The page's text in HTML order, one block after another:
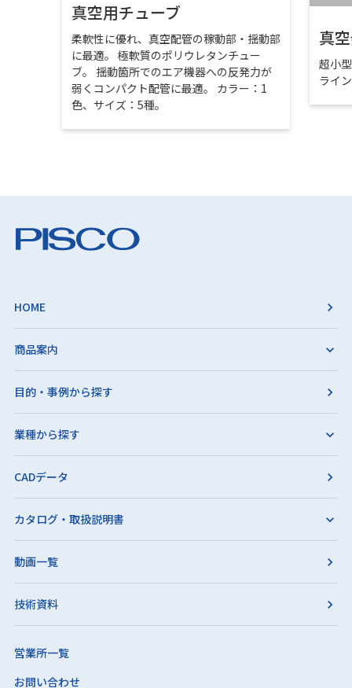
真空用チューブ
柔軟性に優れ、真空配管の稼動部・揺動部
に最適。 極軟質のポリウレタンチュー
ブ。 揺動箇所でのエア機器への反発力が
弱くコンパクト配管に最適。 カラー：1
色、サイズ：5種。
真
超小
ライ
HOME
商品案内
目的・事例から探す
業種から探す
CADデータ
カタログ・取扱説明書
動画一覧
技術資料
営業所一覧
お問い合わせ